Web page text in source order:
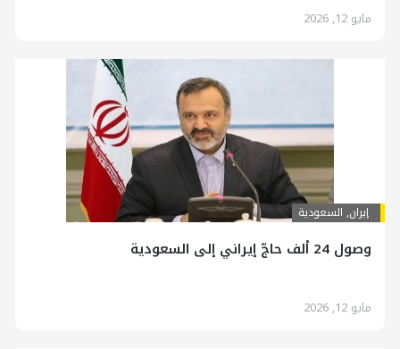
مايو 12, 2026
إيران, السعودية
وصول 24 ألف حاجّ إيراني إلى السعودية
مايو 12, 2026